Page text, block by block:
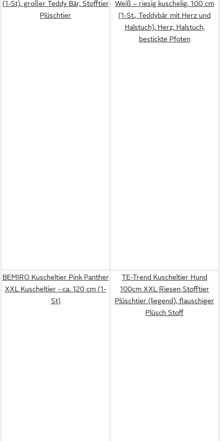
(1-St), großer Teddy Bär, Stofftier
Plüschtier
Weiß – riesig kuschelig, 100 cm
(1-St., Teddybär mit Herz und
Halstuch), Herz, Halstuch,
bestickte Pfoten
BEMIRO Kuscheltier Pink Panther
XXL Kuscheltier - ca. 120 cm (1-
St)
TE-Trend Kuscheltier Hund
100cm XXL Riesen Stofftier
Plüschtier (liegend), flauschiger
Plüsch Stoff